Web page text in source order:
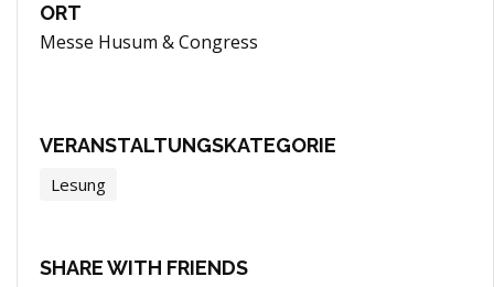
ORT
Messe Husum & Congress
VERANSTALTUNGSKATEGORIE
Lesung
SHARE WITH FRIENDS